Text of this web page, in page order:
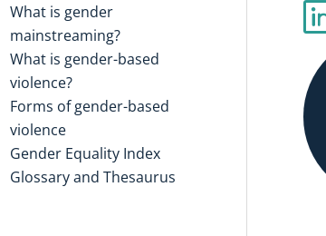
What is gender
mainstreaming?
What is gender-based
violence?
Forms of gender-based
violence
Gender Equality Index
Glossary and Thesaurus